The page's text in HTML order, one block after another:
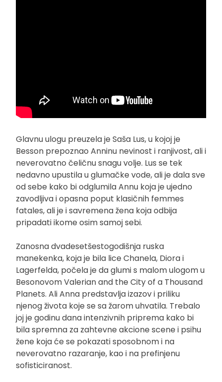
Glavnu ulogu preuzela je Saša Lus, u kojoj je
Besson prepoznao Anninu nevinost i ranjivost, ali i
neverovatno čeličnu snagu volje. Lus se tek
nedavno upustila u glumačke vode, ali je dala sve
od sebe kako bi odglumila Annu koja je ujedno
zavodljiva i opasna poput klasičnih femmes
fatales, ali je i savremena žena koja odbija
pripadati ikome osim samoj sebi.
Zanosna dvadesetšestogodišnja ruska
manekenka, koja je bila lice Chanela, Diora i
Lagerfelda, počela je da glumi s malom ulogom u
Besonovom Valerian and the City of a Thousand
Planets. Ali Anna predstavlja izazov i priliku
njenog života koje se sa žarom uhvatila. Trebalo
joj je godinu dana intenzivnih priprema kako bi
bila spremna za zahtevne akcione scene i psihu
žene koja će se pokazati sposobnom i na
neverovatno razaranje, kao i na prefinjenu
sofisticiranost.